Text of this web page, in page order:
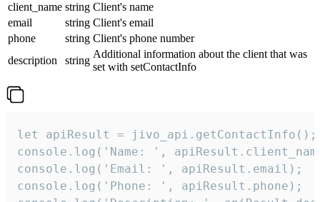
client_name string Client's name
email
string Client's email
phone
string Client's phone number
description
string
Additional information about the client that was
set with setContactInfo
let apiResult = jivo_api.getContactInfo();
console.log('Name: ',
console.log('Email: ', apiResult.email);
console.log('Phone: ', apiResult.phone);